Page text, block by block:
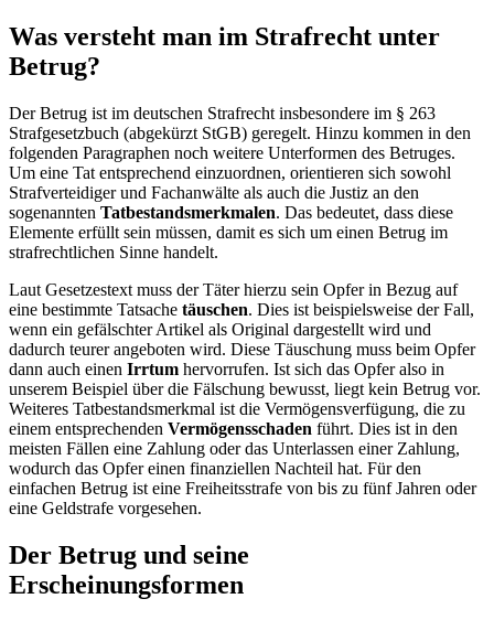
Was versteht man im Strafrecht unter
Betrug?
Der Betrug ist im deutschen Strafrecht insbesondere im § 263
Strafgesetzbuch (abgekürzt StGB) geregelt. Hinzu kommen in den
folgenden Paragraphen noch weitere Unterformen des Betruges.
Um eine Tat entsprechend einzuordnen, orientieren sich sowohl
Strafverteidiger und Fachanwälte als auch die Justiz an den
sogenannten Tatbestandsmerkmalen. Das bedeutet, dass diese
Elemente erfüllt sein müssen, damit es sich um einen Betrug im
strafrechtlichen Sinne handelt.
Laut Gesetzestext muss der Täter hierzu sein Opfer in Bezug auf
eine bestimmte Tatsache täuschen. Dies ist beispielsweise der Fall,
wenn ein gefälschter Artikel als Original dargestellt wird und
dadurch teurer angeboten wird. Diese Täuschung muss beim Opfer
dann auch einen Irrtum hervorrufen. Ist sich das Opfer also in
unserem Beispiel über die Fälschung bewusst, liegt kein Betrug vor.
Weiteres Tatbestandsmerkmal ist die Vermögensverfügung, die zu
einem entsprechenden Vermögensschaden führt. Dies ist in den
meisten Fällen eine Zahlung oder das Unterlassen einer Zahlung,
wodurch das Opfer einen finanziellen Nachteil hat. Für den
einfachen Betrug ist eine Freiheitsstrafe von bis zu fünf Jahren oder
eine Geldstrafe vorgesehen.
Der Betrug und seine
Erscheinungsformen